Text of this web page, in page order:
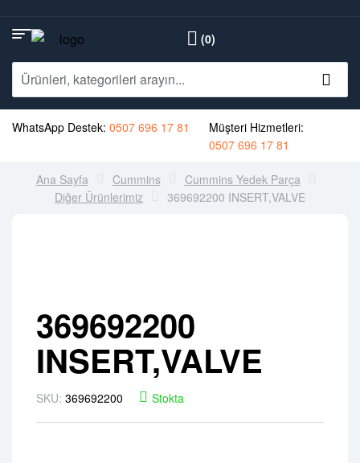
(0)
WhatsApp Destek: 0507 696 17 81
Müşteri Hizmetleri:
0507 696 17 81
Ana Sayfa Cummins
Cummins Yedek Parça
Diğer Ürünlerimiz
369692200 INSERT,VALVE
369692200
INSERT,VALVE
SKU: 369692200 Stokta